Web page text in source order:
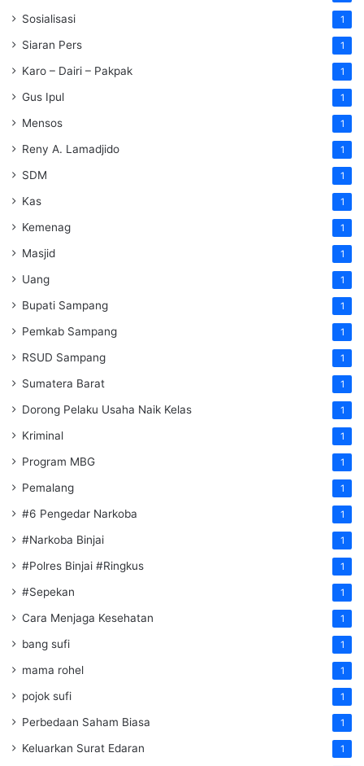
Sosialisasi 1
Siaran Pers 1
Karo – Dairi – Pakpak 1
Gus Ipul 1
Mensos 1
Reny A. Lamadjido 1
SDM 1
Kas 1
Kemenag 1
Masjid 1
Uang 1
Bupati Sampang 1
Pemkab Sampang 1
RSUD Sampang 1
Sumatera Barat 1
Dorong Pelaku Usaha Naik Kelas 1
Kriminal 1
Program MBG 1
Pemalang 1
#6 Pengedar Narkoba 1
#Narkoba Binjai 1
#Polres Binjai #Ringkus 1
#Sepekan 1
Cara Menjaga Kesehatan 1
bang sufi 1
mama rohel 1
pojok sufi 1
Perbedaan Saham Biasa 1
Keluarkan Surat Edaran 1